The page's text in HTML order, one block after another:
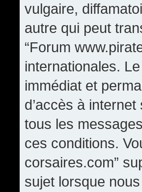
vulgaire,
autre qui peut
“Forum
internationales.
immédiat et
d’accès à
tous les
ces conditions.
corsaires.com”
sujet lorsque